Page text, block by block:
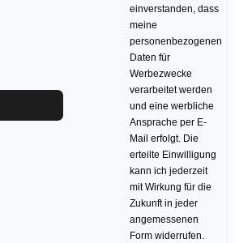
einverstanden, dass
meine
personenbezogenen
Daten für
Werbezwecke
verarbeitet werden
und eine werbliche
Ansprache per E-
Mail erfolgt. Die
erteilte Einwilligung
kann ich jederzeit
mit Wirkung für die
Zukunft in jeder
angemessenen
Form widerrufen.